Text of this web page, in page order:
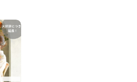
七五三
七五三出張撮影
営業日のご案内
2025